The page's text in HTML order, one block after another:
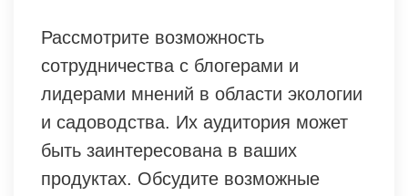
Рассмотрите возможность
сотрудничества с блогерами и
лидерами мнений в области экологии
и садоводства. Их аудитория может
быть заинтересована в ваших
продуктах. Обсудите возможные